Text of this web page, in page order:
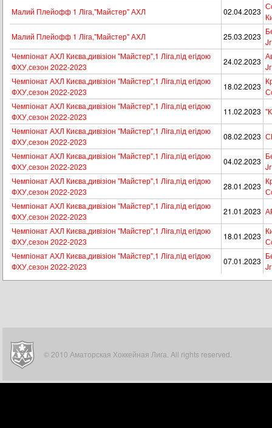
Малий Плейофф 1 Ліга,"Майстер" АХЛ
02.04.2023
Малий Плейофф 1 Ліга,"Майстер" АХЛ
25.03.2023
Jr
Чемпіонат АХЛ Києва,дивізіон "Майстер",1 Лiга,пiд егiдою
ФХУ,сезон 2022-2023
24.02.2023
Jr
Чемпіонат АХЛ Києва,дивізіон "Майстер",1 Лiга,пiд егiдою
ФХУ,сезон 2022-2023
18.02.2023
Чемпіонат АХЛ Києва,дивізіон "Майстер",1 Лiга,пiд егiдою
ФХУ,сезон 2022-2023
11.02.2023
Чемпіонат АХЛ Києва,дивізіон "Майстер",1 Лiга,пiд егiдою
ФХУ,сезон 2022-2023
08.02.2023
Чемпіонат АХЛ Києва,дивізіон "Майстер",1 Лiга,пiд егiдою
ФХУ,сезон 2022-2023
04.02.2023
Jr
Чемпіонат АХЛ Києва,дивізіон "Майстер",1 Лiга,пiд егiдою
ФХУ,сезон 2022-2023
28.01.2023
Чемпіонат АХЛ Києва,дивізіон "Майстер",1 Лiга,пiд егiдою
ФХУ,сезон 2022-2023
21.01.2023
Чемпіонат АХЛ Києва,дивізіон "Майстер",1 Лiга,пiд егiдою
ФХУ,сезон 2022-2023
18.01.2023
Чемпіонат АХЛ Києва,дивізіон "Майстер",1 Лiга,пiд егiдою
ФХУ,сезон 2022-2023
07.01.2023
Jr
© 2010 Аматорская Хоккейная Лига. All rights reserved.